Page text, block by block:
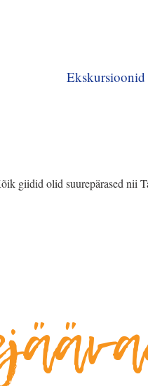
Ekskursioonid
giidid olid suurepärased nii